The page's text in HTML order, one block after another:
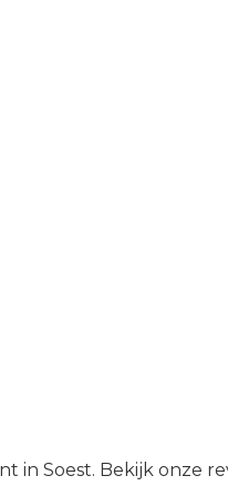
in Soest. Bekijk onze